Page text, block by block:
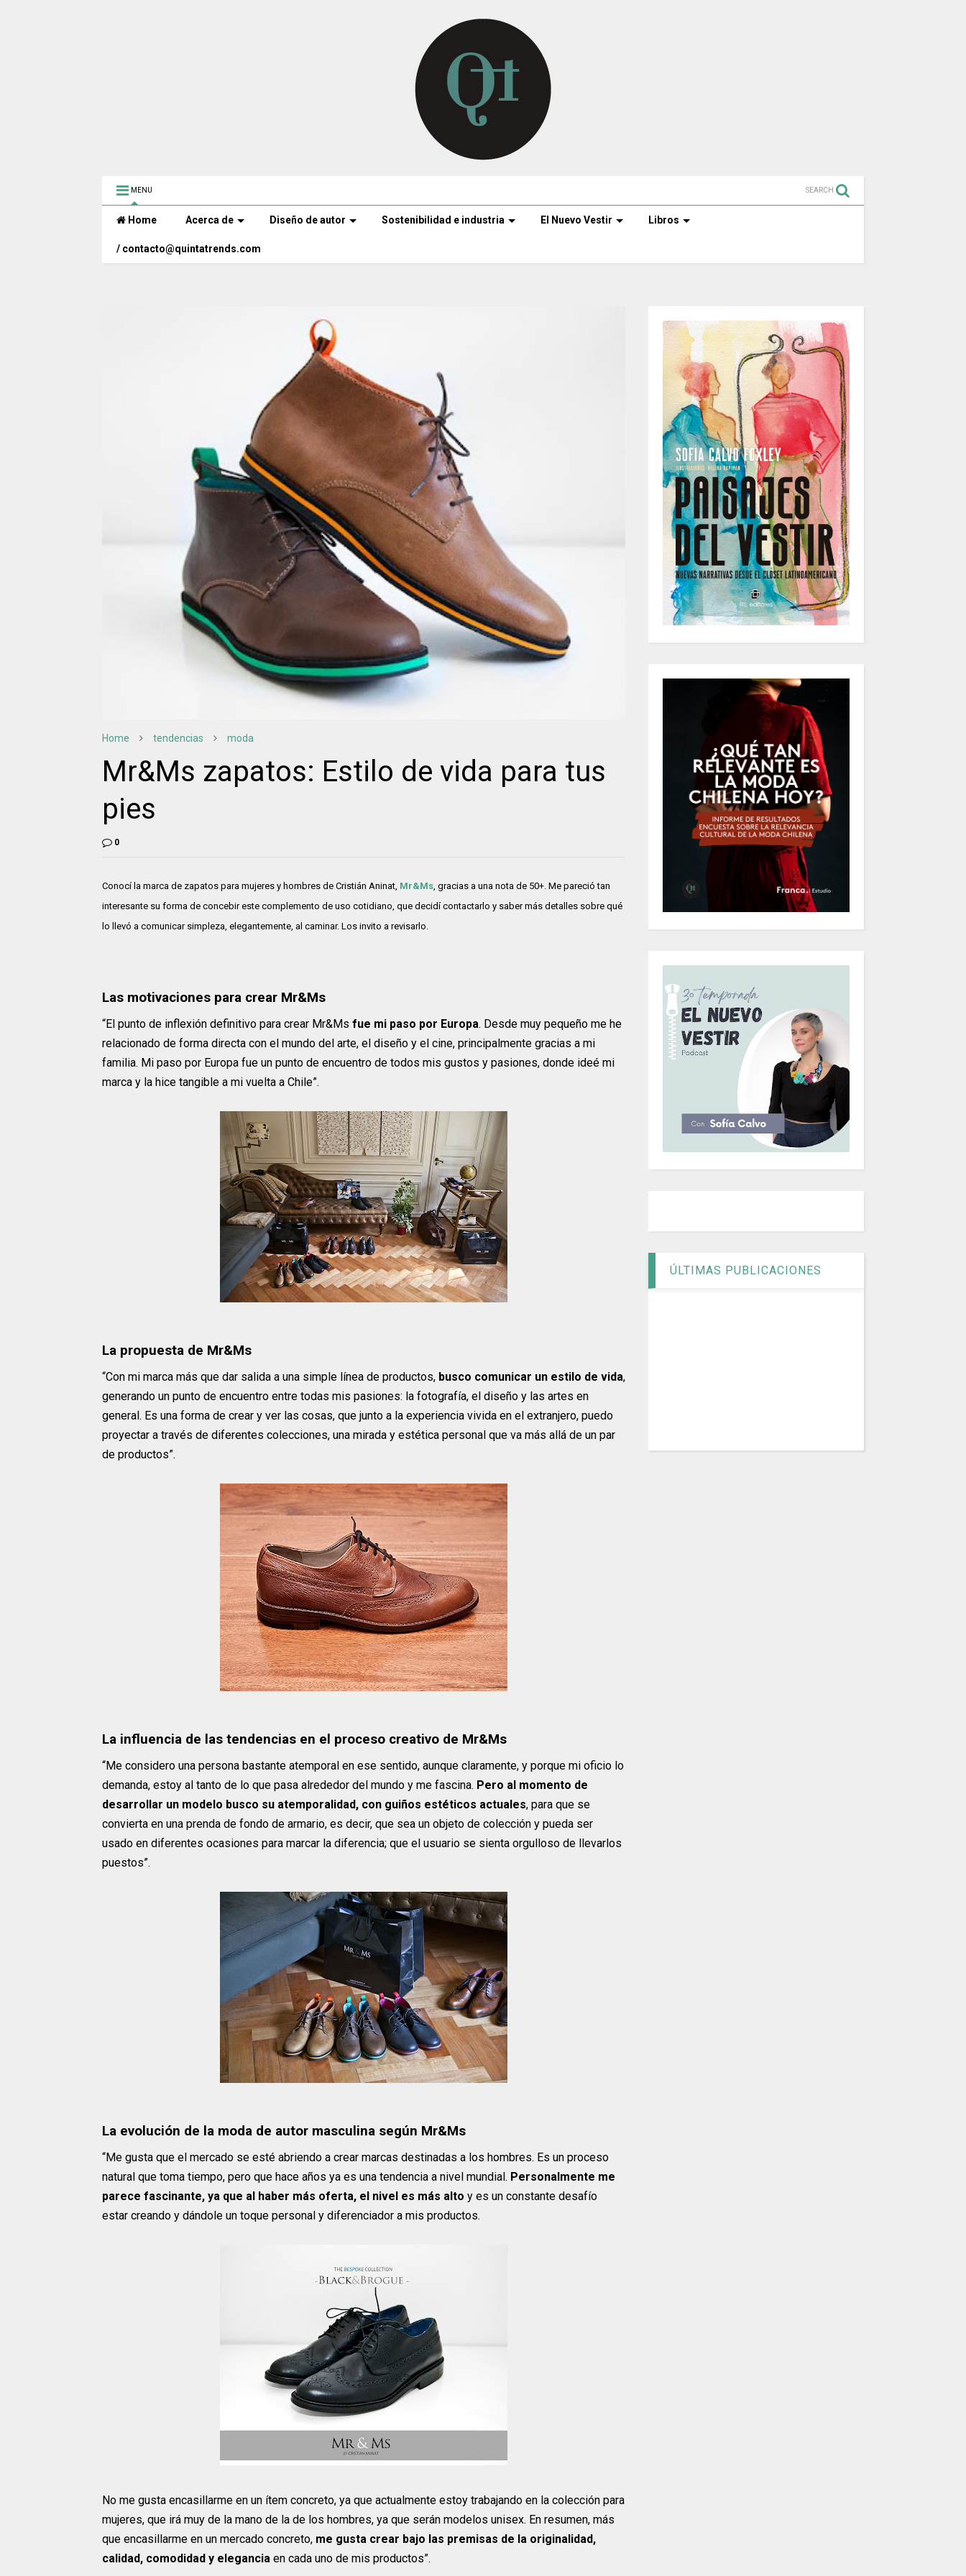
MENU SEARCH
Home Acerca de Diseño de autor Sostenibilidad e industria El Nuevo Vestir Libros
/ contacto@quintatrends.com
Home tendencias moda
Mr&Ms zapatos: Estilo de vida para tus
pies
0
Conocí la marca de zapatos para mujeres y hombres de Cristián Aninat, Mr&Ms, gracias a una nota de 50+. Me pareció tan
interesante su forma de concebir este complemento de uso cotidiano, que decidí contactarlo y saber más detalles sobre qué
lo llevó a comunicar simpleza, elegantemente, al caminar. Los invito a revisarlo.
Las motivaciones para crear Mr&Ms
“El punto de inflexión definitivo para crear Mr&Ms fue mi paso por Europa. Desde muy pequeño me he
relacionado de forma directa con el mundo del arte, el diseño y el cine, principalmente gracias a mi
familia. Mi paso por Europa fue un punto de encuentro de todos mis gustos y pasiones, donde ideé mi
marca y la hice tangible a mi vuelta a Chile”.
La propuesta de Mr&Ms
“Con mi marca más que dar salida a una simple línea de productos, busco comunicar un estilo de vida,
generando un punto de encuentro entre todas mis pasiones: la fotografía, el diseño y las artes en
general. Es una forma de crear y ver las cosas, que junto a la experiencia vivida en el extranjero, puedo
proyectar a través de diferentes colecciones, una mirada y estética personal que va más allá de un par
de productos”.
La influencia de las tendencias en el proceso creativo de Mr&Ms
“Me considero una persona bastante atemporal en ese sentido, aunque claramente, y porque mi oficio lo
demanda, estoy al tanto de lo que pasa alrededor del mundo y me fascina. Pero al momento de
desarrollar un modelo busco su atemporalidad, con guiños estéticos actuales, para que se
convierta en una prenda de fondo de armario, es decir, que sea un objeto de colección y pueda ser
usado en diferentes ocasiones para marcar la diferencia; que el usuario se sienta orgulloso de llevarlos
puestos”.
La evolución de la moda de autor masculina según Mr&Ms
“Me gusta que el mercado se esté abriendo a crear marcas destinadas a los hombres. Es un proceso
natural que toma tiempo, pero que hace años ya es una tendencia a nivel mundial. Personalmente me
parece fascinante, ya que al haber más oferta, el nivel es más alto y es un constante desafío
estar creando y dándole un toque personal y diferenciador a mis productos.
No me gusta encasillarme en un ítem concreto, ya que actualmente estoy trabajando en la colección para
mujeres, que irá muy de la mano de la de los hombres, ya que serán modelos unisex. En resumen, más
que encasillarme en un mercado concreto, me gusta crear bajo las premisas de la originalidad,
calidad, comodidad y elegancia en cada uno de mis productos”.
ÚLTIMAS PUBLICACIONES